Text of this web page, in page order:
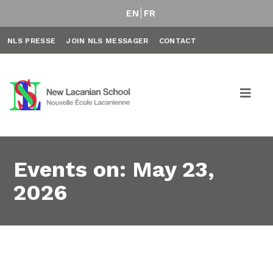
EN FR
NLS PRESSE JOIN NLS MESSAGER CONTACT
Events on: May 23,
2026